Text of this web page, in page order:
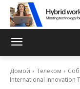
Домой Телеком
International Innovation